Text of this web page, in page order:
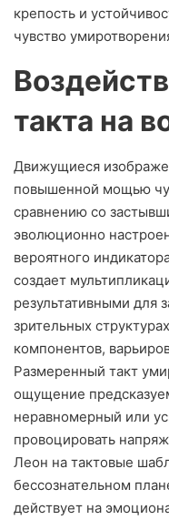
крепость и
чувство
такта на
Движущиеся
повышенной мощью
сравнению со
эволюционно
вероятного
создает
результативными для
зрительных
компонентов,
Размеренный такт
ощущение
неравномерный или
провоцировать
Леон на тактовые
бессознательном
действует на